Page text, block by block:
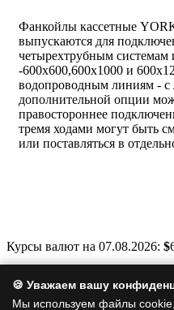
Фанкойлы кассетные
выпускаются для
четырехтрубным системам
-600х600,600х1000 и
водопроводным линиям - с
дополнительной опции
правостороннее
тремя ходами могут быть
или поставляться в
Курсы валют на 07.08.2026: $
🍪 Уважаем вашу
Мы используем файлы cookie,